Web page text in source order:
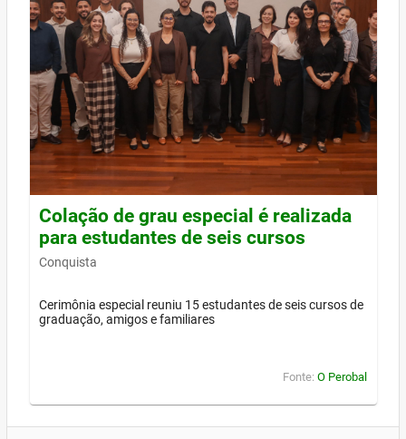
Colação de grau especial é realizada
para estudantes de seis cursos
Conquista
Cerimônia especial reuniu 15 estudantes de seis cursos de
graduação, amigos e familiares
Fonte: O Perobal